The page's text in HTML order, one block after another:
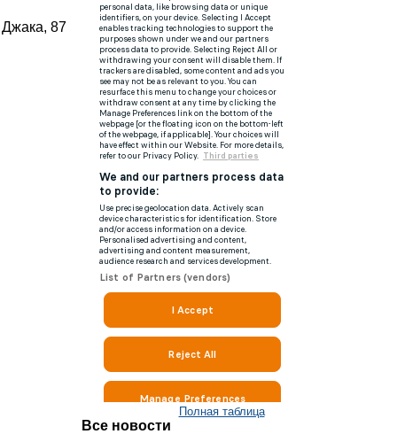
87
Полная таблица
Все новости